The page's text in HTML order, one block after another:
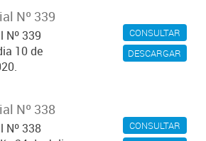
CONSULTAR
DESCARGAR
Nº 339
Nº 339
10 de
CONSULTAR
Nº 338
Nº 338